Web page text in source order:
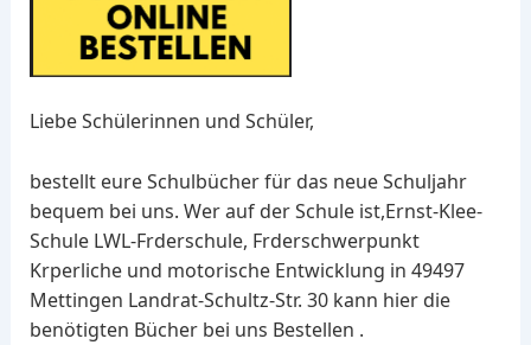
Liebe Schülerinnen und Schüler,
bestellt eure Schulbücher für das neue Schuljahr
bequem bei uns. Wer auf der Schule ist,Ernst-Klee-
Schule LWL-Frderschule, Frderschwerpunkt
Krperliche und motorische Entwicklung in 49497
Mettingen Landrat-Schultz-Str. 30 kann hier die
benötigten Bücher bei uns Bestellen .